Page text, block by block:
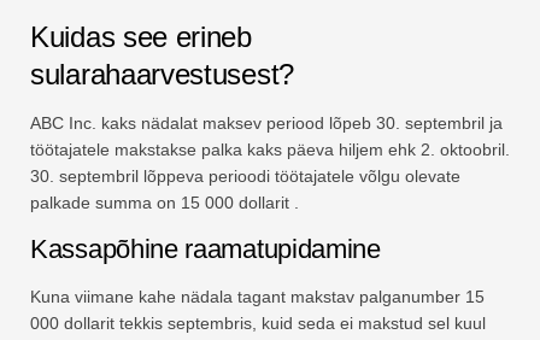
Kuidas see erineb
sularahaarvestusest?
ABC Inc. kaks nädalat maksev periood lõpeb 30. septembril ja
töötajatele makstakse palka kaks päeva hiljem ehk 2. oktoobril.
30. septembril lõppeva perioodi töötajatele võlgu olevate
palkade summa on 15 000 dollarit .
Kassapõhine raamatupidamine
Kuna viimane kahe nädala tagant makstav palganumber 15
000 dollarit tekkis septembris, kuid seda ei makstud sel kuul